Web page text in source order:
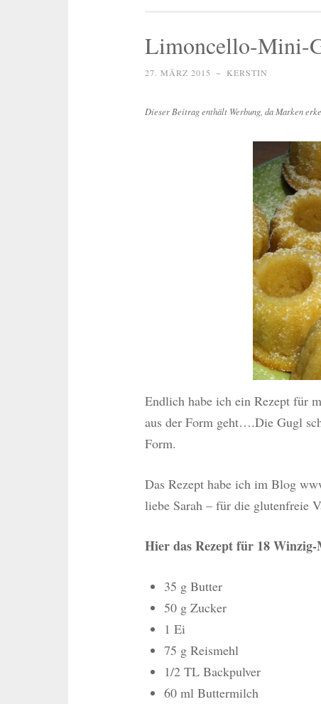
Limoncello-Mini-
27. MÄRZ 2015 ~ KERSTIN
Dieser Beitrag enthält Werbung, da Marken
Endlich habe ich ein Rezept für
aus der Form geht….Die Gugl
Form.
Das Rezept habe ich im Blog
liebe Sarah – für die glutenfreie
Hier das Rezept für 18
35 g Butter
50 g Zucker
1 Ei
75 g Reismehl
1/2 TL Backpulver
60 ml Buttermilch